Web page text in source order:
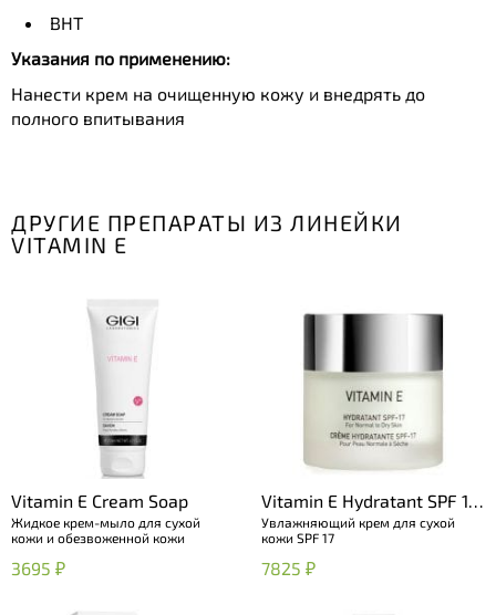
ВНТ
Указания по применению:
Нанести крем на очищенную кожу и внедрять до
полного впитывания
ДРУГИЕ ПРЕПАРАТЫ ИЗ ЛИНЕЙКИ
VITAMIN E
Vitamin E Cream Soap
Жидкое крем-мыло для сухой
кожи и обезвоженной кожи
3695 ₽
Vitamin E Hydratant SPF 17
for dry skin
Увлажняющий крем для сухой
кожи SPF 17
7825 ₽